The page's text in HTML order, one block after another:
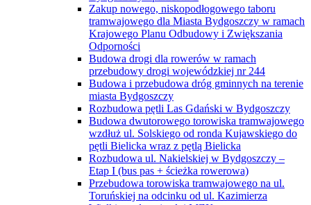
Zakup nowego, niskopodłogowego taboru
tramwajowego dla Miasta Bydgoszczy w ramach
Krajowego Planu Odbudowy i Zwiększania
Odporności
Budowa drogi dla rowerów w ramach
przebudowy drogi wojewódzkiej nr 244
Budowa i przebudowa dróg gminnych na terenie
miasta Bydgoszczy
Rozbudowa pętli Las Gdański w Bydgoszczy
Budowa dwutorowego torowiska tramwajowego
wzdłuż ul. Solskiego od ronda Kujawskiego do
pętli Bielicka wraz z pętlą Bielicka
Rozbudowa ul. Nakielskiej w Bydgoszczy –
Etap I (bus pas + ścieżka rowerowa)
Przebudowa torowiska tramwajowego na ul.
Toruńskiej na odcinku od ul. Kazimierza